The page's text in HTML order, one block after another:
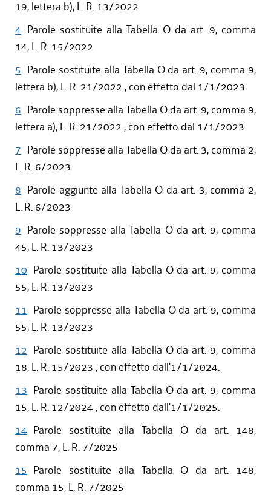
19, lettera b), L. R. 13/2022
4 Parole sostituite alla Tabella O da art. 9, comma
14, L. R. 15/2022
5 Parole sostituite alla Tabella O da art. 9, comma 9,
lettera b), L. R. 21/2022 , con effetto dal 1/1/2023.
6 Parole soppresse alla Tabella O da art. 9, comma 9,
lettera a), L. R. 21/2022 , con effetto dal 1/1/2023.
7 Parole soppresse alla Tabella O da art. 3, comma 2,
L. R. 6/2023
8 Parole aggiunte alla Tabella O da art. 3, comma 2,
L. R. 6/2023
9 Parole soppresse alla Tabella O da art. 9, comma
45, L. R. 13/2023
10 Parole sostituite alla Tabella O da art. 9, comma
55, L. R. 13/2023
11 Parole soppresse alla Tabella O da art. 9, comma
55, L. R. 13/2023
12 Parole sostituite alla Tabella O da art. 9, comma
18, L. R. 15/2023 , con effetto dall'1/1/2024.
13 Parole sostituite alla Tabella O da art. 9, comma
15, L. R. 12/2024 , con effetto dall'1/1/2025.
14 Parole sostituite alla Tabella O da art. 148,
comma 7, L. R. 7/2025
15 Parole sostituite alla Tabella O da art. 148,
comma 15, L. R. 7/2025